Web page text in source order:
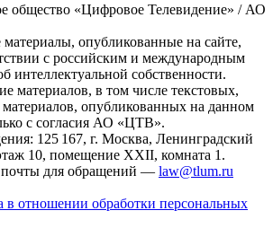
общество «Цифровое Телевидение» / АО
опубликованные на сайте,
с российским и международным
интеллектуальной собственности.
материалов, в том числе текстовых,
опубликованных на данном
с согласия АО «ЦТВ».
125 167, г. Москва, Ленинградский
10, помещение XXII, комната 1.
почты для обращений — law@tlum.ru
в отношении обработки персональных